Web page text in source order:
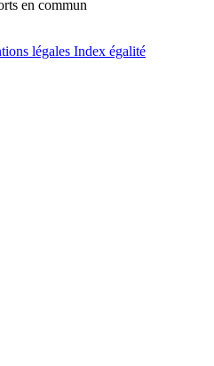
en commun
légales Index égalité